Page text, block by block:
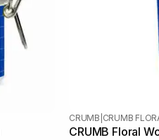
CRUMB CRUMB
CRUMB Floral